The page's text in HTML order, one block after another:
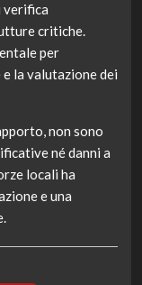
critiche.
per
la valutazione dei
non sono
né danni a
locali ha
e una